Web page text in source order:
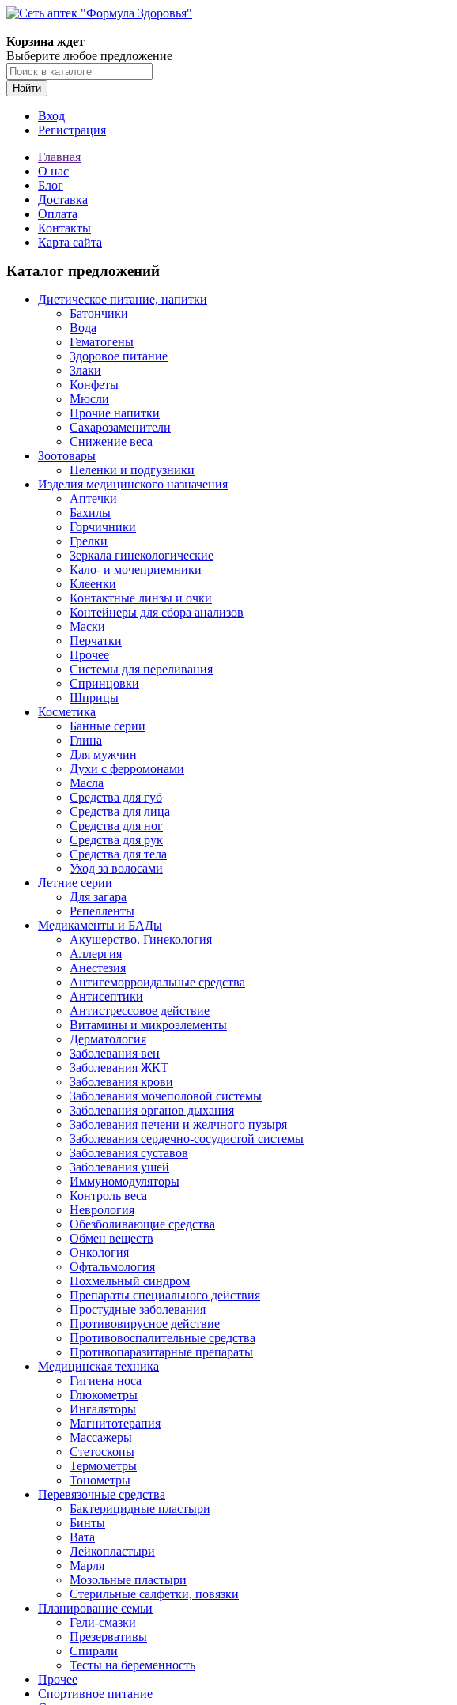
Корзина ждет
Выберите любое предложение
Найти
Вход
Регистрация
Главная
О нас
Блог
Доставка
Оплата
Контакты
Карта сайта
Каталог предложений
Диетическое питание, напитки
Батончики
Вода
Гематогены
Здоровое питание
Злаки
Конфеты
Мюсли
Прочие напитки
Сахарозаменители
Снижение веса
Зоотовары
Пеленки и подгузники
Изделия медицинского назначения
Аптечки
Бахилы
Горчичники
Грелки
Зеркала гинекологические
Кало- и мочеприемники
Клеенки
Контактные линзы и очки
Контейнеры для сбора анализов
Маски
Перчатки
Прочее
Системы для переливания
Спринцовки
Шприцы
Косметика
Банные серии
Глина
Для мужчин
Духи с ферромонами
Масла
Средства для губ
Средства для лица
Средства для ног
Средства для рук
Средства для тела
Уход за волосами
Летние серии
Для загара
Репелленты
Медикаменты и БАДы
Акушерство. Гинекология
Аллергия
Анестезия
Антигеморроидальные средства
Антисептики
Антистрессовое действие
Витамины и микроэлементы
Дерматология
Заболевания вен
Заболевания ЖКТ
Заболевания крови
Заболевания мочеполовой системы
Заболевания органов дыхания
Заболевания печени и желчного пузыря
Заболевания сердечно-сосудистой системы
Заболевания суставов
Заболевания ушей
Иммуномодуляторы
Контроль веса
Неврология
Обезболивающие средства
Обмен веществ
Онкология
Офтальмология
Похмельный синдром
Препараты специального действия
Простудные заболевания
Противовирусное действие
Противовоспалительные средства
Противопаразитарные препараты
Медицинская техника
Гигиена носа
Глюкометры
Ингаляторы
Магнитотерапия
Массажеры
Стетоскопы
Термометры
Тонометры
Перевязочные средства
Бактерицидные пластыри
Бинты
Вата
Лейкопластыри
Марля
Мозольные пластыри
Стерильные салфетки, повязки
Планирование семьи
Гели-смазки
Презервативы
Спирали
Тесты на беременность
Прочее
Спортивное питание